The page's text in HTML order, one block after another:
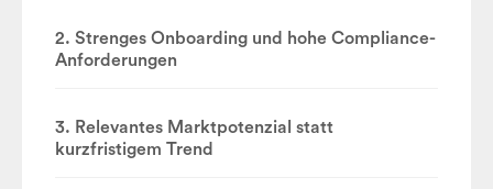
2. Strenges Onboarding und hohe Compliance-
Anforderungen
3. Relevantes Marktpotenzial statt
kurzfristigem Trend